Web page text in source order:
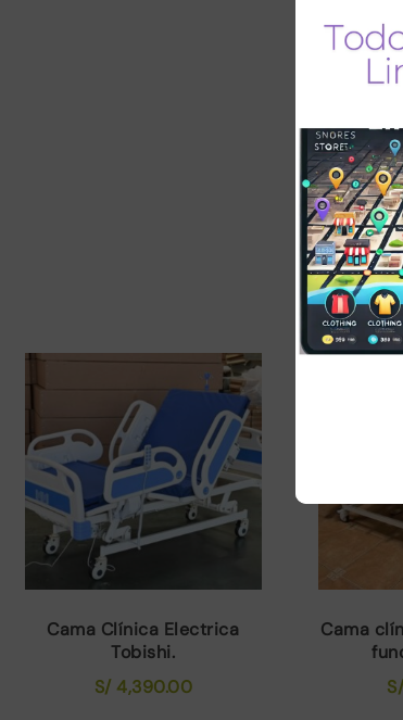
Soporte
Incluye:
Colchón
Cama Clínica Electrica
Tobishi.
S/4,390.00
Cama